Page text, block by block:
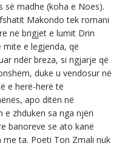
së madhe (koha e Noes).
Makondo tek romani
në brigjet e lumit Drin
e legjenda, që
ndër breza, si ngjarje që
duke u vendosur në
e herë-herë të
apo ditën në
e zhduken sa nga njëri
banoreve se ato kanë
ta. Poeti Ton Zmali nuk